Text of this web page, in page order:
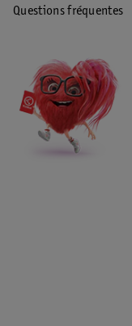
Questions fréquentes